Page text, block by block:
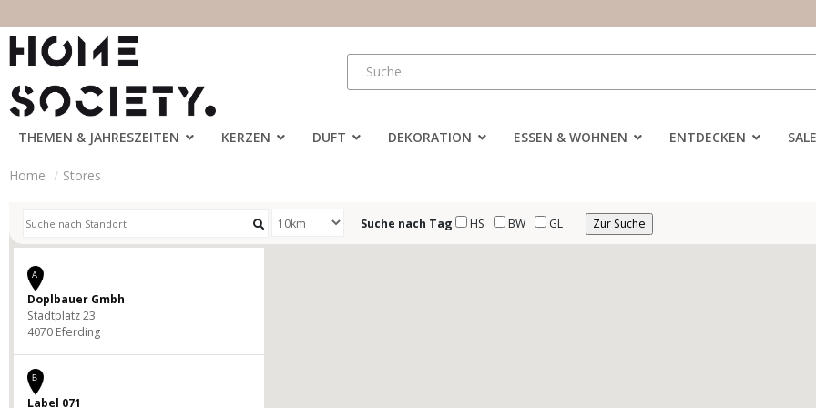
THEMEN & JAHRESZEITEN KERZEN DUFT DEKORATION ESSEN & WOHNEN ENTDECKEN
Home Stores
Suche nach Tag HS BW GL Zur Suche
A
Doplbauer Gmbh
Stadtplatz 23
4070 Eferding
B
Label 071